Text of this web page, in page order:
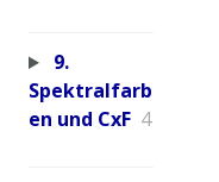
9.
Spektralfarb
en und CxF 4